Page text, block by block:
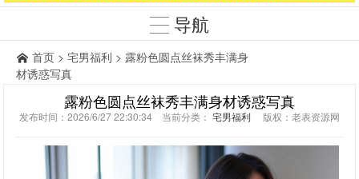
导航
首页 > 宅男福利 > 露粉色圆点丝袜秀丰满身
材诱惑写真
露粉色圆点丝袜秀丰满身材诱惑写真
发布时间：2026/6/27 22:30:34 当前分类： 宅男福利 版权：老表资源网